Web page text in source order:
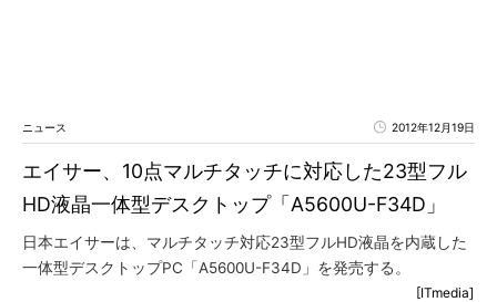
ニュース 2012年12月19日
エイサー、10点マルチタッチに対応した23型フル
HD液晶一体型デスクトップ「A5600U-F34D」
日本エイサーは、マルチタッチ対応23型フルHD液晶を内蔵した
一体型デスクトップPC「A5600U-F34D」を発売する。
[ITmedia]